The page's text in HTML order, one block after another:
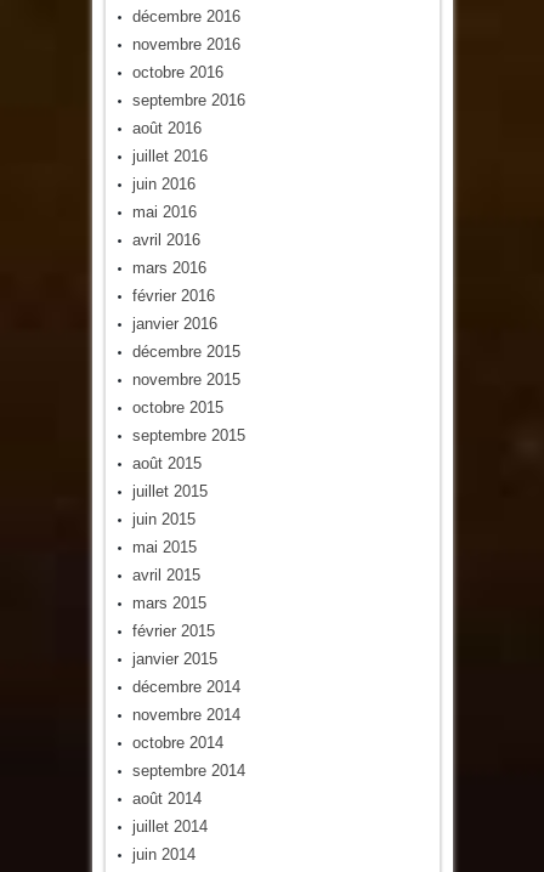
décembre 2016
novembre 2016
octobre 2016
septembre 2016
août 2016
juillet 2016
juin 2016
mai 2016
avril 2016
mars 2016
février 2016
janvier 2016
décembre 2015
novembre 2015
octobre 2015
septembre 2015
août 2015
juillet 2015
juin 2015
mai 2015
avril 2015
mars 2015
février 2015
janvier 2015
décembre 2014
novembre 2014
octobre 2014
septembre 2014
août 2014
juillet 2014
juin 2014